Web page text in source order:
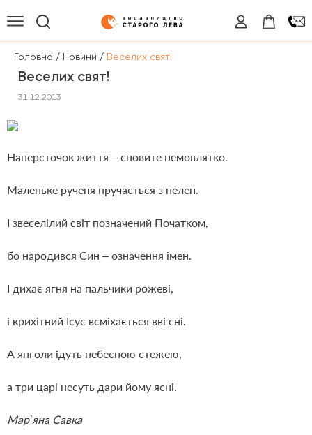
Головна / Новини / Веселих свят!
Веселих свят!
31.12.2013
Наперсточок життя – сповите немовлятко.
Маленьке рученя пручається з пелен.
І звеселілий світ позначений Початком,
бо народився Син – означення імен.
І дихає ягня на пальчики рожеві,
і крихітний Ісус всміхається вві сні.
А янголи ідуть небесною стежею,
а три царі несуть дари йому ясні.
Мар’яна Савка